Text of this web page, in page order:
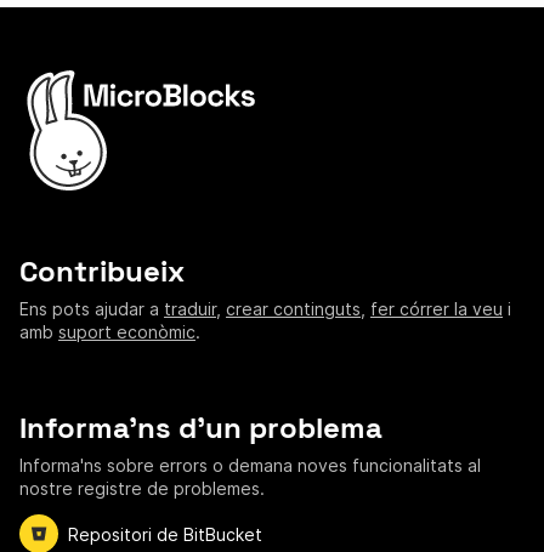
Contribueix
Ens pots ajudar a traduir, crear continguts fer córrer la veu i
amb suport econòmic.
Informa'ns d'un problema
Informa'ns sobre errors o demana noves funcionalitats al
nostre registre de problemes.
Repositori de BitBucket